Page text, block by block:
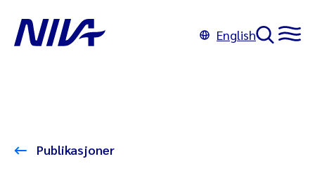
English
Publikasjoner